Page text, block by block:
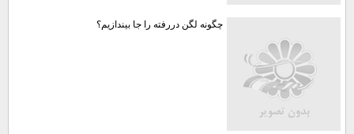
چگونه لگن دررفته را جا بیندازیم؟